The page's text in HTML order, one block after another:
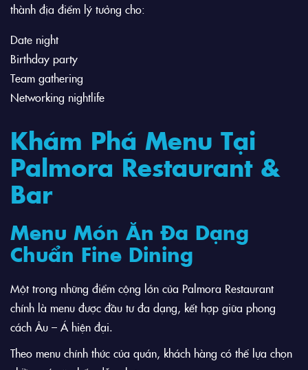
thành địa điểm lý tưởng cho:
Date night
Birthday party
Team gathering
Networking nightlife
Khám Phá Menu Tại
Palmora Restaurant &
Bar
Menu Món Ăn Đa Dạng
Chuẩn Fine Dining
Một trong những điểm cộng lớn của Palmora Restaurant
chính là menu được đầu tư đa dạng, kết hợp giữa phong
cách Âu – Á hiện đại.
Theo menu chính thức của quán, khách hàng có thể lựa chọn